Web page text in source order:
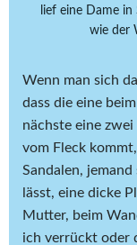
lief eine Dame
wie der
Wenn man sich
dass die eine
nächste eine
vom Fleck
Sandalen,
lässt, eine dicke
Mutter, beim
ich verrückt oder